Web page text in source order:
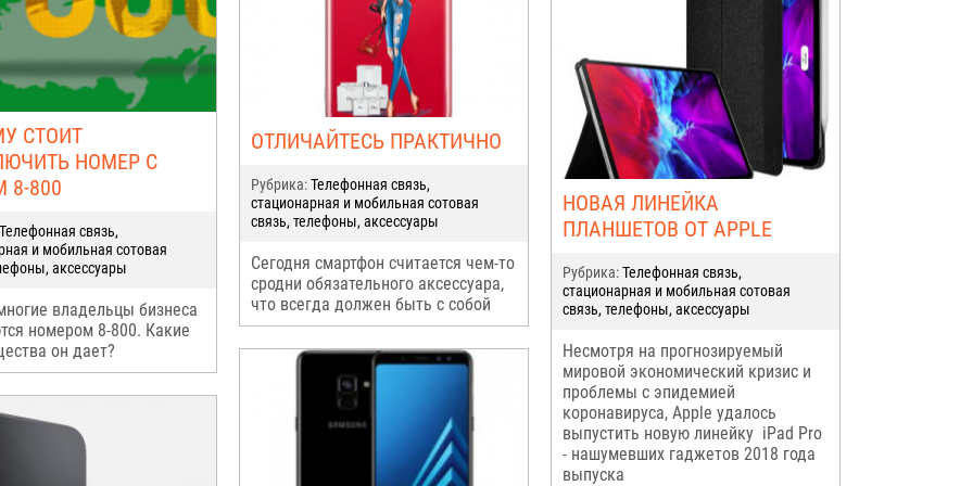
СТОИТ
НОМЕР С
800
связь,
и мобильная сотовая
аксессуары
владельцы бизнеса
номером 8-800. Какие
он дает?
ОТЛИЧАЙТЕСЬ ПРАКТИЧНО
Рубрика:Телефонная связь,
стационарная и мобильная сотовая
связь, телефоны, аксессуары
Сегодня смартфон считается чем-то
сродни обязательного аксессуара,
что всегда должен быть с собой
НОВАЯ ЛИНЕЙКА
ПЛАНШЕТОВ ОТ APPLE
Рубрика:Телефонная связь,
стационарная и мобильная сотовая
связь, телефоны, аксессуары
Несмотря на прогнозируемый
мировой экономический кризис и
проблемы с эпидемией
коронавируса, Apple удалось
выпустить новую линейку iPad Pro
- нашумевших гаджетов 2018 года
выпуска